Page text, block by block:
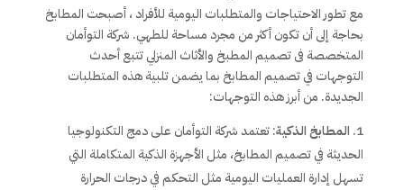
مع تطور الاحتياجات والمتطلبات اليومية للأفراد ، أصبحت المطابخ
بحاجة إلى أن تكون أكثر من مجرد مساحة للطهي. شركة التوأمان
المتخصصة فى تصميم المطبخ والأثاث المنزلي تتبع أحدث
التوجهات في تصميم المطابخ بما يضمن تلبية هذه المتطلبات
الجديدة. من أبرز هذه التوجهات:
المطابخ الذكية: تعتمد شركة التوأمان على دمج التكنولوجيا
الحديثة في تصميم المطابخ، مثل الأجهزة الذكية المتكاملة التي
تسهل إدارة العمليات اليومية مثل التحكم في درجات الحرارة